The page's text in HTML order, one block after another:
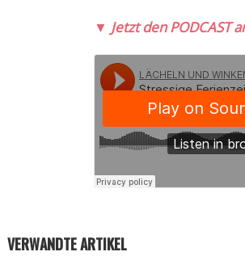
▼ Jetzt den PODCAST
VERWANDTE ARTIKEL